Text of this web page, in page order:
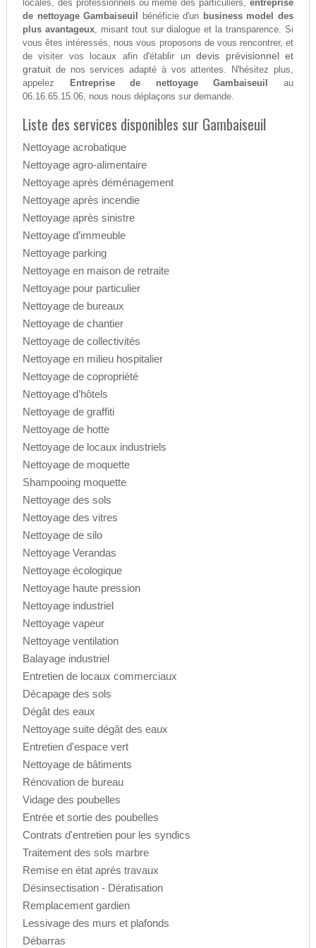
locales, des professionnels ou même des particuliers,entreprise
de nettoyage Gambaiseuil
bénéficie d'un business model des
plus avantageux, misant tout sur dialogue et la transparence. Si
vous êtes intéressés, nous vous proposons de vous rencontrer, et
de visiter vos locaux afin d'établir undevis prévisionnel et
gratuitde nos services adapté à vos attentes. N'hésitez plus,
appelez
Entreprise de nettoyage Gambaiseuil
au
06.16.65.15.06, nous nous déplaçons sur demande.
Liste des services disponibles sur Gambaiseuil
Nettoyage acrobatique
Nettoyage agro-alimentaire
Nettoyage après déménagement
Nettoyage après incendie
Nettoyage après sinistre
Nettoyage d’immeuble
Nettoyage parking
Nettoyage en maison de retraite
Nettoyage pour particulier
Nettoyage de bureaux
Nettoyage de chantier
Nettoyage de collectivités
Nettoyage en milieu hospitalier
Nettoyage de copropriété
Nettoyage d’hôtels
Nettoyage de graffiti
Nettoyage de hotte
Nettoyage de locaux industriels
Nettoyage de moquette
Shampooing moquette
Nettoyage des sols
Nettoyage des vitres
Nettoyage de silo
Nettoyage Verandas
Nettoyage écologique
Nettoyage haute pression
Nettoyage industriel
Nettoyage vapeur
Nettoyage ventilation
Balayage industriel
Entretien de locaux commerciaux
Décapage des sols
Dégât des eaux
Nettoyage suite dégât des eaux
Entretien d'espace vert
Nettoyage de bâtiments
Rénovation de bureau
Vidage des poubelles
Entrée et sortie des poubelles
Contrats d'entretien pour les syndics
Traitement des sols marbre
Remise en état aprés travaux
Désinsectisation - Dératisation
Remplacement gardien
Lessivage des murs et plafonds
Débarras